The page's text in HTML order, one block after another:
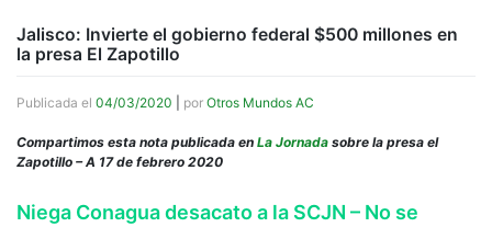
Jalisco: Invierte el gobierno federal $500 millones en
la presa El Zapotillo
Publicada el 04/03/2020 por Otros Mundos AC
Compartimos esta nota publicada en La Jornada sobre la presa el
Zapotillo – A 17 de febrero 2020
Niega Conagua desacato a la SCJN – No se